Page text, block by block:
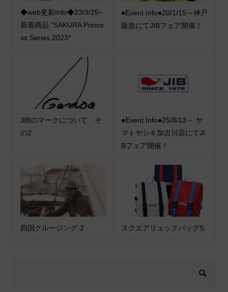
◆web更新Info◆23/3/25~
新着商品 “SAKURA Prince
ss Series 2023″
●Event Info●20/1/15～神戸
阪急にてJIBフェア開催！
JIBのマークについて そ
の2
●Event Info●25/8/13～ ヤ
マトヤシキ加古川店にてJI
Bフェア開催！
四国クルージング-2 スクエアリュックバッグS